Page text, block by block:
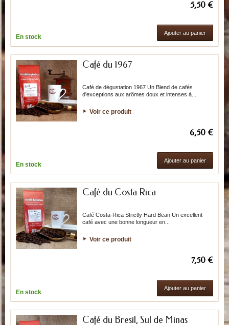
5,50 €
En stock
Ajouter au panier
Café du 1967
Café de dégustation 1967 Un Blend de cafés
d'exceptions aux arômes doux et intenses à...
Voir ce produit
6,50 €
En stock
Ajouter au panier
Café du Costa Rica
Café Costa-Rica Strictly Hard Bean Un excellent
café avec une bonne longueur en...
Voir ce produit
7,50 €
En stock
Ajouter au panier
Café du Bresil, Sul de Minas